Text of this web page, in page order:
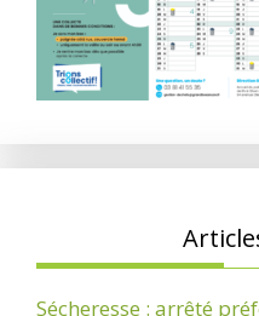
Sécheresse : arrêté